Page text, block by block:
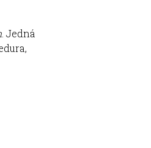
. Jedná